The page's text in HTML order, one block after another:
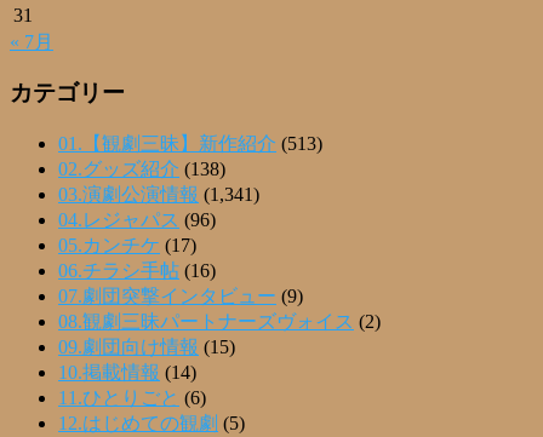
31
« 7月
カテゴリー
01.【観劇三昧】新作紹介 (513)
02.グッズ紹介 (138)
03.演劇公演情報 (1,341)
04.レジャパス (96)
05.カンチケ (17)
06.チラシ手帖 (16)
07.劇団突撃インタビュー (9)
08.観劇三昧パートナーズヴォイス (2)
09.劇団向け情報 (15)
10.掲載情報 (14)
11.ひとりごと (6)
12.はじめての観劇 (5)